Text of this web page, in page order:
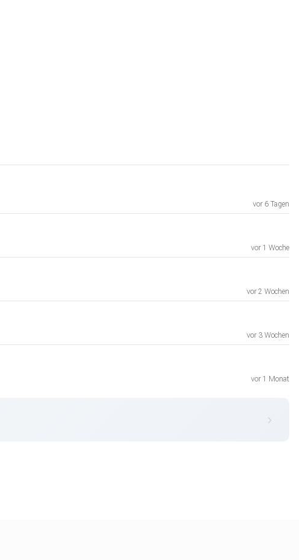
vor 6 Tagen
vor 1 Woche
vor 2 Wochen
vor 3 Wochen
vor 1 Monat